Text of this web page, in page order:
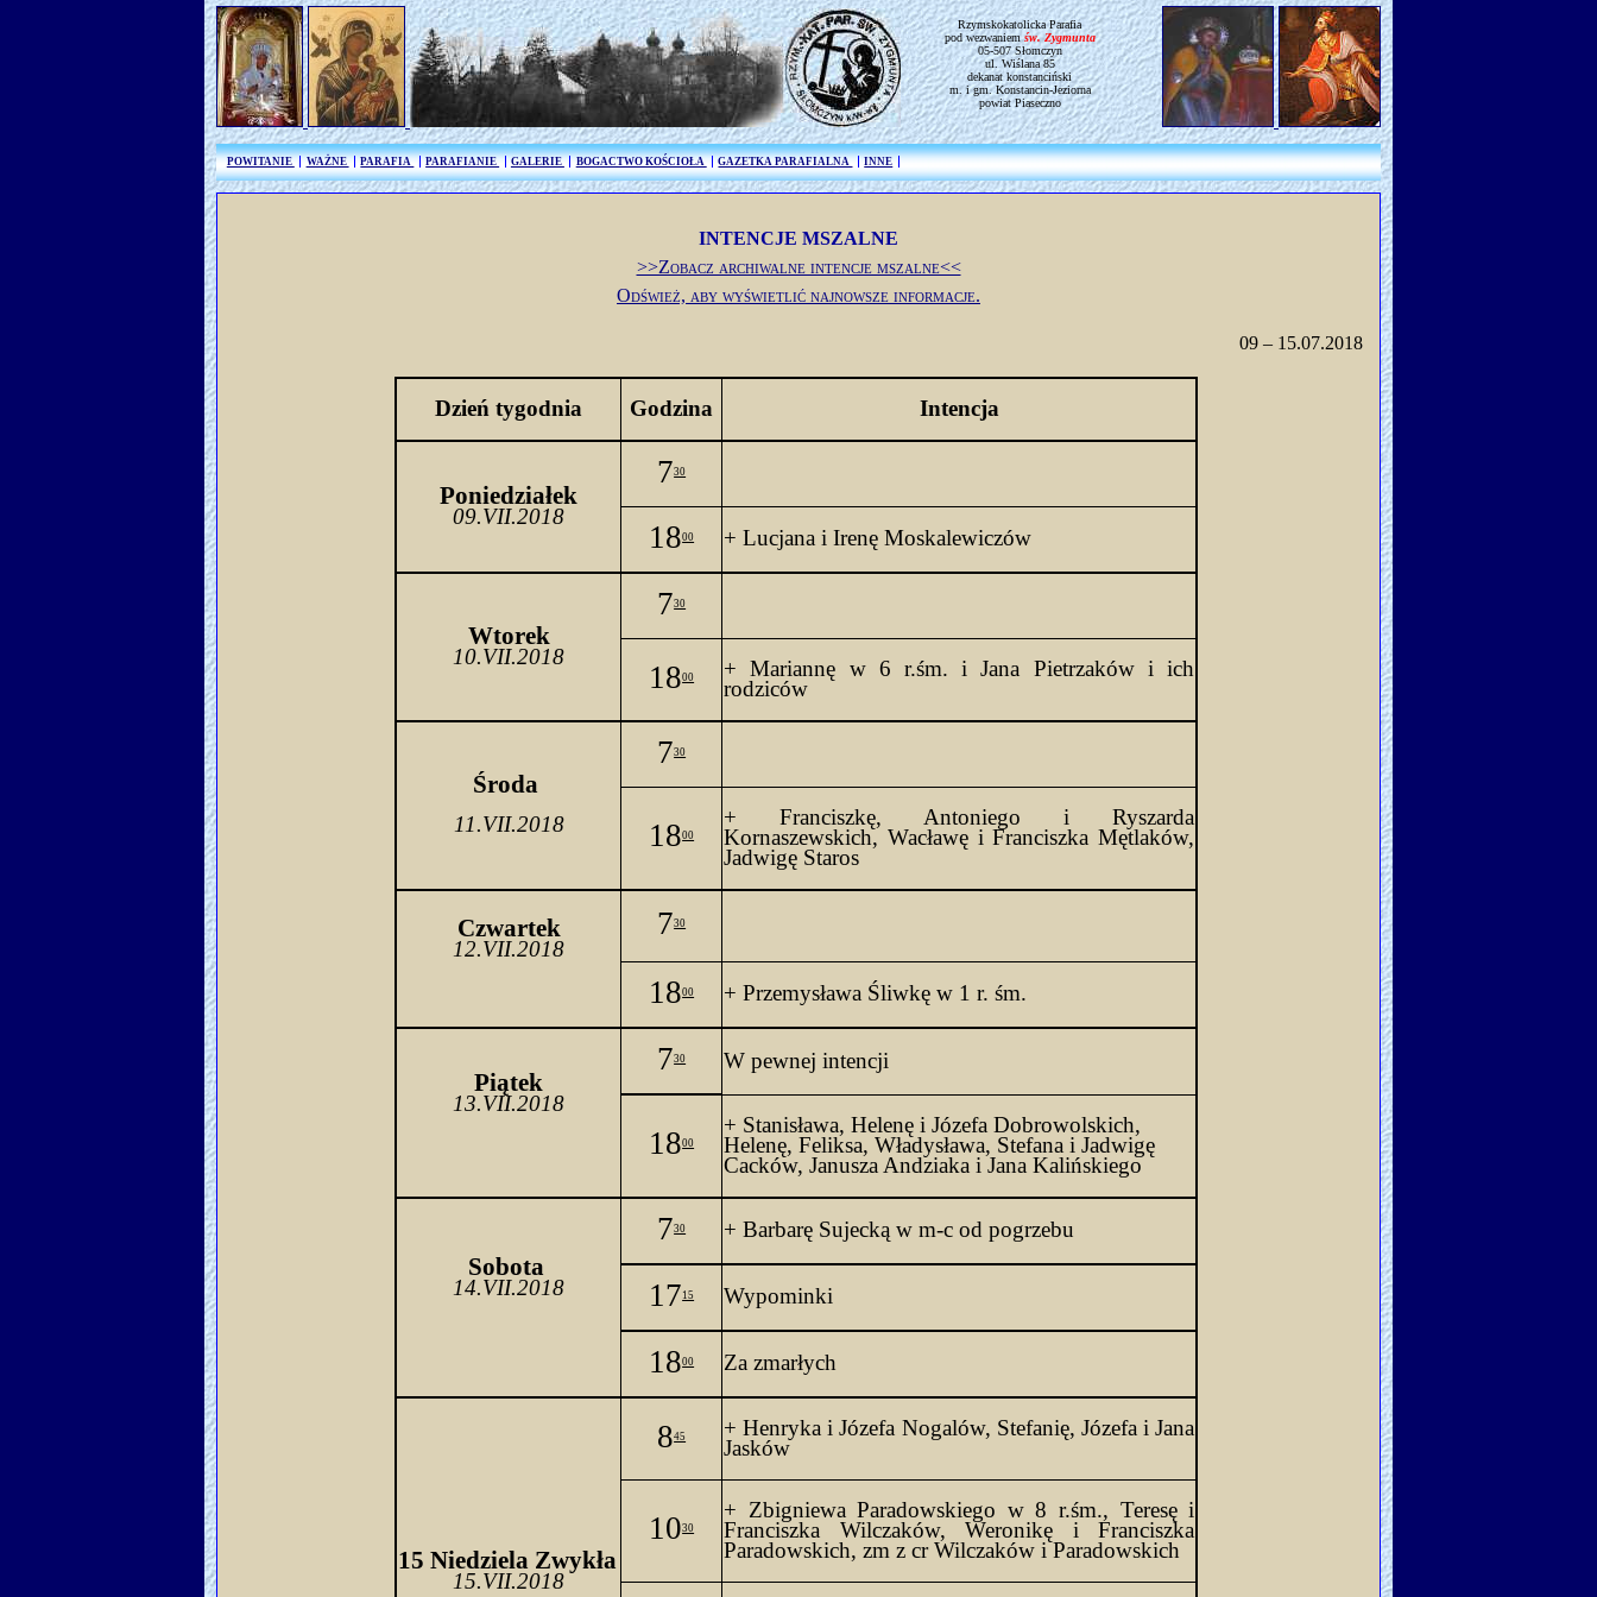
Rzymskokatolicka Parafia
pod wezwaniemśw. Zygmunta
05-507 Słomczyn
ul. Wiślana 85
dekanat konstanciński
m. i gm. Konstancin-Jeziorna
powiat Piaseczno
POWITANIE WAŻNE PARAFIA PARAFIANIE GALERIE BOGACTWO KOŚCIOŁA GAZETKA PARAFIALNA INNE
INTENCJE MSZALNE
>>Zobacz archiwalne intencje mszalne<<
Odśwież, aby wyświetlić najnowsze informacje.
09 – 15.07.2018
Dzień tygodnia Godzina Intencja
Poniedziałek
09.VII.2018
730
1800 + Lucjana i Irenę Moskalewiczów
Wtorek
10.VII.2018
730
1800 + Mariannę w 6 r.śm. i Jana Pietrzaków i ich
rodziców
Środa
11.VII.2018
730
1800
+ Franciszkę, Antoniego i Ryszarda
Kornaszewskich, Wacławę i Franciszka Mętlaków,
Jadwigę Staros
Czwartek
12.VII.2018
730
1800 + Przemysława Śliwkę w 1 r. śm.
Piątek
13.VII.2018
730 W pewnej intencji
1800
+ Stanisława, Helenę i Józefa Dobrowolskich,
Cacków, Janusza Andziaka i Jana Kalińskiego
Sobota
14.VII.2018
730 + Barbarę Sujecką w m-c od pogrzebu
1715 Wypominki
1800 Za zmarłych
15.VII.2018
845
+ Henryka i Józefa Nogalów, Stefanię, Józefa i Jana
Jasków
1030
+ Zbigniewa Paradowskiego w 8 r.śm., Teresę i
Franciszka Wilczaków, Weronikę i Franciszka
Paradowskich, zm z cr Wilczaków i Paradowskich